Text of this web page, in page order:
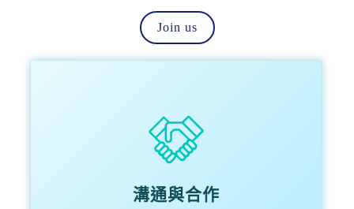
Join us
溝通與合作